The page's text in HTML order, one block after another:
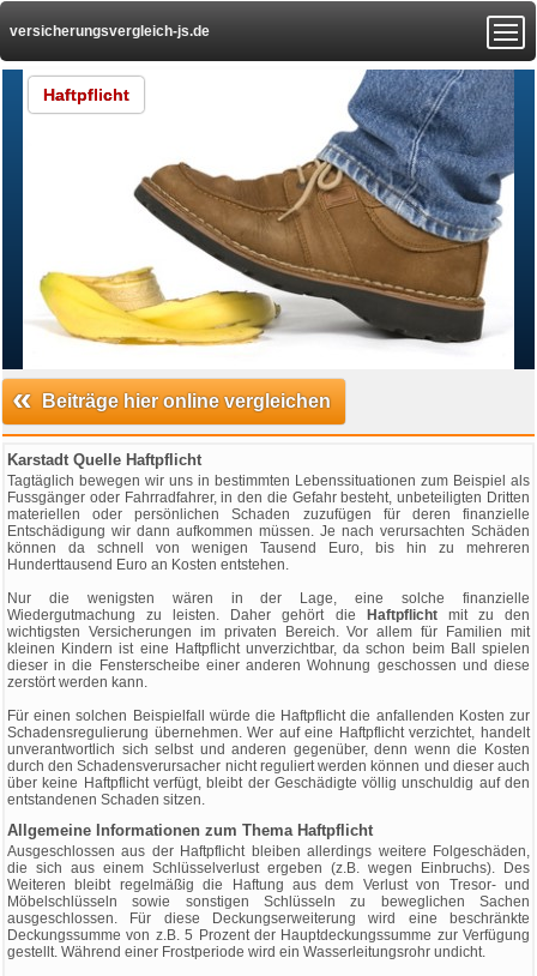
versicherungsvergleich-js.de
Haftpflicht
« Beiträge hier online vergleichen
Karstadt Quelle Haftpflicht
Tagtäglich bewegen wir uns in bestimmten Lebenssituationen zum Beispiel als
Fussgänger oder Fahrradfahrer, in den die Gefahr besteht, unbeteiligten Dritten
materiellen oder persönlichen Schaden zuzufügen für deren finanzielle
Entschädigung wir dann aufkommen müssen. Je nach verursachten Schäden
können da schnell von wenigen Tausend Euro, bis hin zu mehreren
Hunderttausend Euro an Kosten entstehen.
Nur die wenigsten wären in der Lage, eine solche finanzielle
Wiedergutmachung zu leisten. Daher gehört die
Haftpflichtmit zu den
wichtigsten Versicherungen im privaten Bereich. Vor allem für Familien mit
kleinen Kindern ist eine Haftpflicht unverzichtbar, da schon beim Ball spielen
dieser in die Fensterscheibe einer anderen Wohnung geschossen und diese
zerstört werden kann.
Für einen solchen Beispielfall würde die Haftpflicht die anfallenden Kosten zur
Schadensregulierung übernehmen. Wer auf eine Haftpflicht verzichtet, handelt
unverantwortlich sich selbst und anderen gegenüber, denn wenn die Kosten
durch den Schadensverursacher nicht reguliert werden können und dieser auch
über keine Haftpflicht verfügt, bleibt der Geschädigte völlig unschuldig auf den
entstandenen Schaden sitzen.
Allgemeine Informationen zum Thema Haftpflicht
Ausgeschlossen aus der Haftpflicht bleiben allerdings weitere Folgeschäden,
die sich aus einem Schlüsselverlust ergeben (z.B. wegen Einbruchs). Des
Weiteren bleibt regelmäßig die Haftung aus dem Verlust von Tresor- und
Möbelschlüsseln sowie sonstigen Schlüsseln zu beweglichen Sachen
ausgeschlossen. Für diese Deckungserweiterung wird eine beschränkte
Deckungssumme von z.B. 5 Prozent der Hauptdeckungssumme zur Verfügung
gestellt. Während einer Frostperiode wird ein Wasserleitungsrohr undicht.